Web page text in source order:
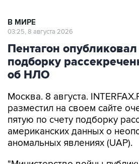
В МИРЕ
03:25, 8 августа 2026
Пентагон
подборку
об НЛО
Москва. 8 августа.
разместил на своем сайте
пятую по счету подборку
американских данных о
аномальных явлениях (UAP).